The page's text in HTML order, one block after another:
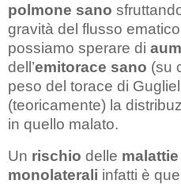
polmone sano
gravità del flusso
possiamo sperare di
dell’emitorace sano (su
peso del torace di
(teoricamente) la
in quello malato.
Un rischio delle
monolaterali infatti è